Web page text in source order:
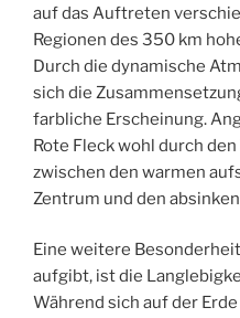
auf das Auftreten
Regionen des 350 km
Durch die dynamische
sich die
farbliche Erscheinung.
Rote Fleck wohl durch
zwischen den warmen
Zentrum und den
Eine weitere
aufgibt, ist die
Während sich auf der